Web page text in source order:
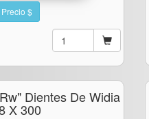
Precio $
Dientes De Widia
X 300